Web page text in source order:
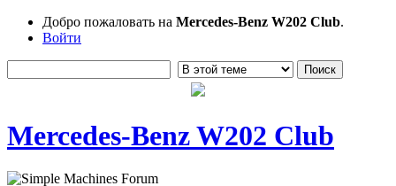
Добро пожаловать на Mercedes-Benz W202 Club.
Войти
Mercedes-Benz W202 Club